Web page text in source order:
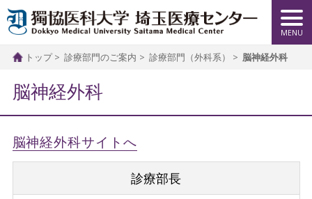
トップ 診療部門のご案内 診療部門（外科系） 脳神経外科
脳神経外科
脳神経外科サイトへ
診療部長